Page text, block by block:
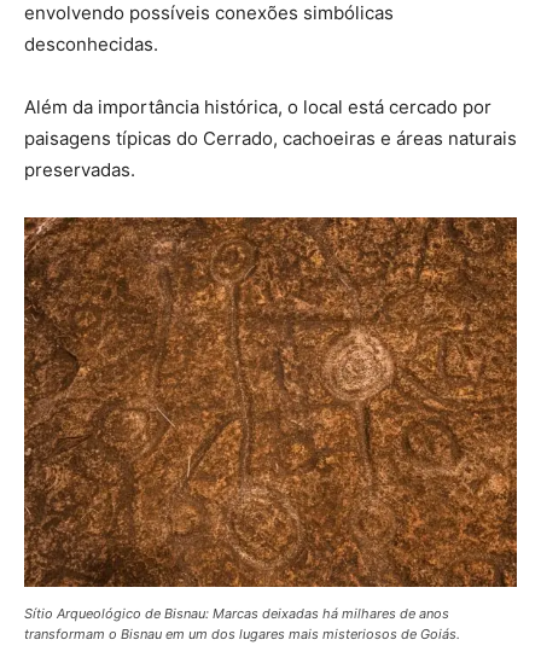
envolvendo possíveis conexões simbólicas
desconhecidas.
Além da importância histórica, o local está cercado por
paisagens típicas do Cerrado, cachoeiras e áreas naturais
preservadas.
Sítio Arqueológico de Bisnau: Marcas deixadas há milhares de anos
transformam o Bisnau em um dos lugares mais misteriosos de Goiás.